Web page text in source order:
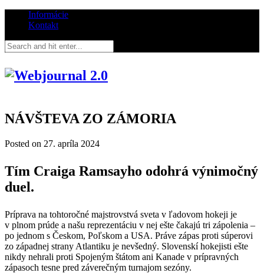
Informácie
Kontakt
NÁVŠTEVA ZO ZÁMORIA
Posted on 27. apríla 2024
Tím Craiga Ramsayho odohrá výnimočný
duel.
Príprava na tohtoročné majstrovstvá sveta v ľadovom hokeji je
v plnom prúde a našu reprezentáciu v nej ešte čakajú tri zápolenia –
po jednom s Českom, Poľskom a USA. Práve zápas proti súperovi
zo západnej strany Atlantiku je nevšedný. Slovenskí hokejisti ešte
nikdy nehrali proti Spojeným štátom ani Kanade v prípravných
zápasoch tesne pred záverečným turnajom sezóny.